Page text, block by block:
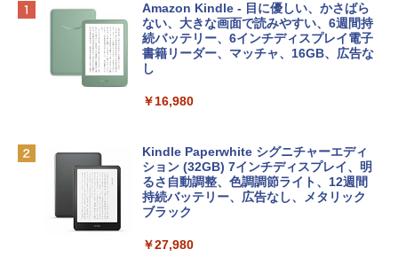
Apple 2026 MacBook Neo A18 Proチッ
プ搭載13インチノートブック：AIとAppl
e Intelligenceのために設計、Liquid Ret
inaディスプレイ、8GBユニファイドメモ
リ、256GB SSDストレージ、1080p Fac
tomtoc 360°保護 15.6 16インチ パソコ
ンケース Dell NEC Lavie ASUS HP dyna
book Lenovo対応
Robloxギフトカード - 800 Robux 【限
定バーチャルアイテムを含む】 【オンラ
インゲームコード】 ロブロックス | オン
ラインコード版
定バーチャルアイテムを含む】 【オンラ
インゲームコード】 ロブロックス |オン
ラインコード版
￥1,600
生成AIパスポート公式テキスト 第４版
￥1,766
￥1,292
非エンジニア 初心者 素人 でも安心 使い
Amazon Kindle - 目に優しい、かさばら
ない、大きな画面で読みやすい、6週間持
続バッテリー、6インチディスプレイ電子
書籍リーダー、マッチャ、16GB、広告な
し
￥16,980
Kindle Paperwhite シグニチャーエディ
ション (32GB) 7インチディスプレイ、明
るさ自動調整、色調調節ライト、12週間
持続バッテリー、広告なし、メタリック
ブラック
￥27,980